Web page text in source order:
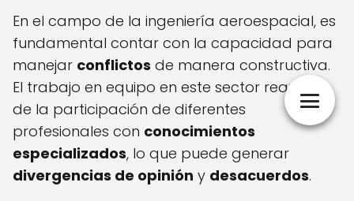
En el campo de la ingeniería aeroespacial, es
fundamental contar con la capacidad para
manejar conflictos de manera constructiva.
El trabajo en equipo en este sector requiere
de la participación de diferentes
profesionales con conocimientos
especializados, lo que puede generar
divergencias de opinión y desacuerdos.